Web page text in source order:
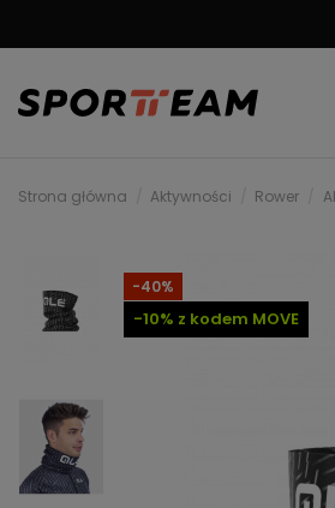
Strona główna Aktywności Rower
-40%
-10% z kodem MOVE